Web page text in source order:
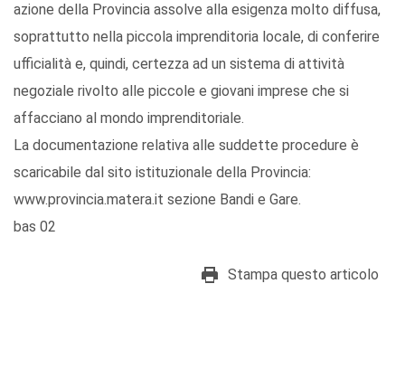
azione della Provincia assolve alla esigenza molto diffusa,
soprattutto nella piccola imprenditoria locale, di conferire
ufficialità e, quindi, certezza ad un sistema di attività
negoziale rivolto alle piccole e giovani imprese che si
affacciano al mondo imprenditoriale.
La documentazione relativa alle suddette procedure è
scaricabile dal sito istituzionale della Provincia:
www.provincia.matera.it sezione Bandi e Gare.
bas 02
Stampa questo articolo